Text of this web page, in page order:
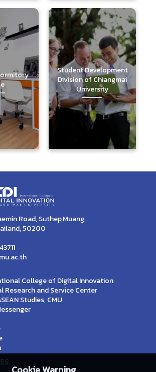
Student Development
Division of Chiangmai
University
Road, Suthep,Muang,
50200
College of Digital Innovation
Research and Service Center
Studies, CMU